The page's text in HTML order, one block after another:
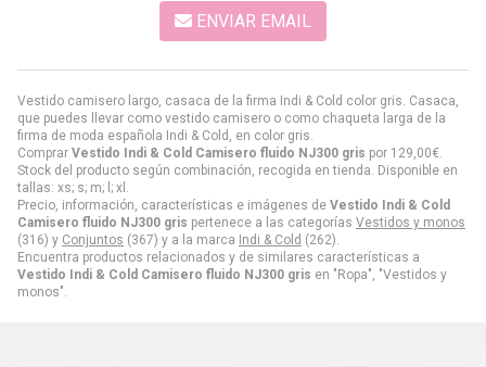
Vestido camisero largo, casaca de la firma Indi & Cold color gris. Casaca,
que puedes llevar como vestido camisero o como chaqueta larga de la
firma de moda española Indi & Cold, en color gris.
Comprar Vestido Indi & Cold Camisero fluido NJ300 gris por 129,00€
Stock del producto según combinación, recogida en tienda. Disponible en
tallas: xs; s; m; l; xl.
Precio, información, características e imágenes de Vestido Indi & Cold
Camisero fluido NJ300 gris pertenece a las categorías Vestidos y monos
(316) y Conjuntos (367) y a la marca Indi & Cold (262).
Encuentra productos relacionados y de similares características a
Vestido Indi & Cold Camisero fluido NJ300 gris en "Ropa", "Vestidos y
monos".
ENVIAR EMAIL